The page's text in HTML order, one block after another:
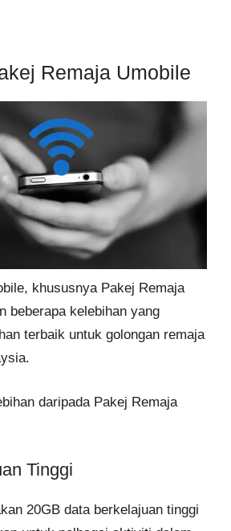
Remaja Umobile
khususnya Pakej Remaja
beberapa kelebihan yang
terbaik untuk golongan remaja
daripada Pakej Remaja
Tinggi
20GB data berkelajuan tinggi